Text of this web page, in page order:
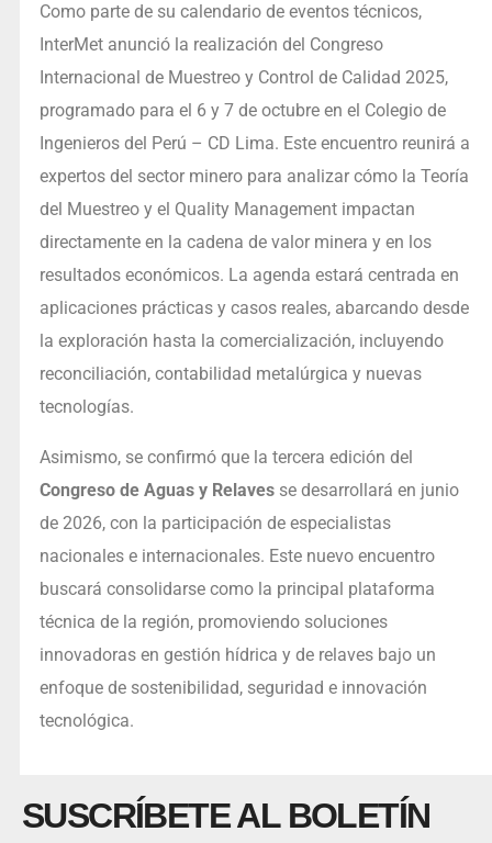
Como parte de su calendario de eventos técnicos,
InterMet anunció la realización del Congreso
Internacional de Muestreo y Control de Calidad 2025,
programado para el 6 y 7 de octubre en el Colegio de
Ingenieros del Perú – CD Lima. Este encuentro reunirá a
expertos del sector minero para analizar cómo la Teoría
del Muestreo y el Quality Management impactan
directamente en la cadena de valor minera y en los
resultados económicos. La agenda estará centrada en
aplicaciones prácticas y casos reales, abarcando desde
la exploración hasta la comercialización, incluyendo
reconciliación, contabilidad metalúrgica y nuevas
tecnologías.
Asimismo, se confirmó que la tercera edición del
Congreso de Aguas y Relavesse desarrollará en junio
de 2026, con la participación de especialistas
nacionales e internacionales. Este nuevo encuentro
buscará consolidarse como la principal plataforma
técnica de la región, promoviendo soluciones
innovadoras en gestión hídrica y de relaves bajo un
enfoque de sostenibilidad, seguridad e innovación
tecnológica.
SUSCRÍBETE AL BOLETÍN